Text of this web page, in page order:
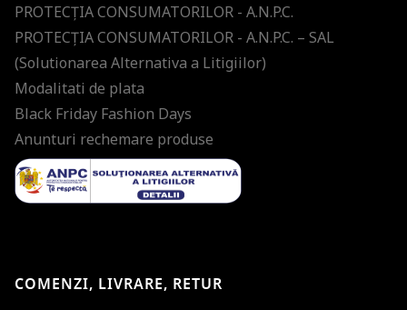
PROTECŢIA CONSUMATORILOR - A.N.P.C.
PROTECŢIA CONSUMATORILOR - A.N.P.C. – SAL
(Solutionarea Alternativa a Litigiilor)
Modalitati de plata
Black Friday Fashion Days
Anunturi rechemare produse
COMENZI, LIVRARE, RETUR